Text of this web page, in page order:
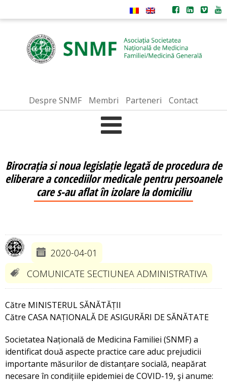
Despre SNMF Membri Parteneri Contact
Birocrația si noua legislație legată de procedura de
eliberare a concediilor medicale pentru persoanele
care s-au aflat în izolare la domiciliu
2020-04-01
COMUNICATE SECTIUNEA ADMINISTRATIVA
Către MINISTERUL SĂNĂTĂȚII
Către CASA NAȚIONALĂ DE ASIGURĂRI DE SĂNĂTATE
Societatea Națională de Medicina Familiei (SNMF) a
identificat două aspecte practice care aduc prejudicii
importante măsurilor de distanțare socială, neapărat
necesare în condițiile epidemiei de COVID-19, şi anume: